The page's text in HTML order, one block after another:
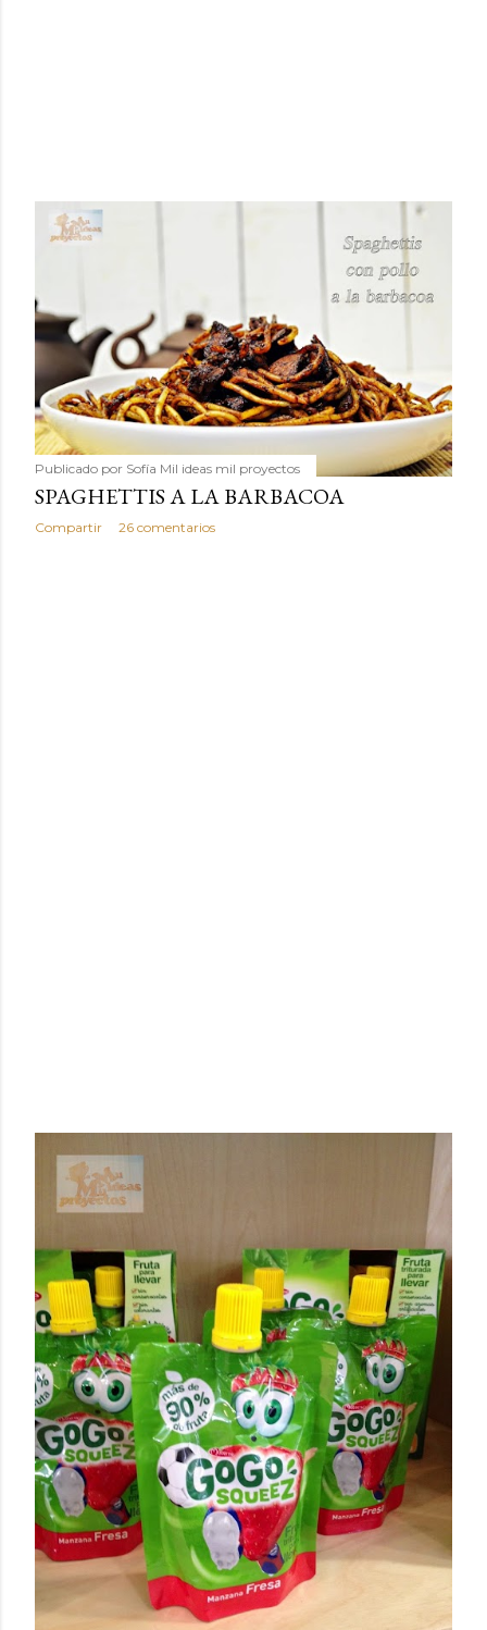
Publicado por Sofía Mil ideas mil proyectos
SPAGHETTIS A LA BARBACOA
Compartir 26 comentarios